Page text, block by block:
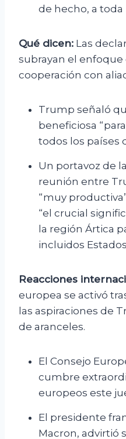
de hecho, a toda
Qué dicen: Las
subrayan el
cooperación con
Trump señaló
beneficiosa
todos los países
Un portavoz de
reunión entre
“muy
“el crucial
la región Ártica
incluidos
Reacciones
europea se activó
las aspiraciones de
de aranceles.
El Consejo
cumbre
europeos este
El presidente
Macron, advirtió